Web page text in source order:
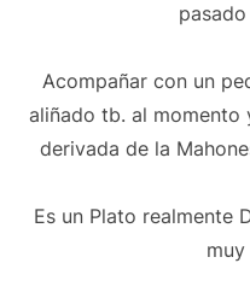
Acompañar con un
aliñado tb. al momento
derivada de la
Es un Plato realmente